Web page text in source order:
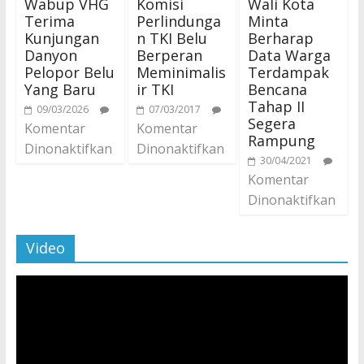
Wabup VHG
Terima
Kunjungan
Danyon
Pelopor Belu
Yang Baru
09/03/2026
Komentar
Dinonaktifkan
Komisi
Perlindunga
n TKI Belu
Berperan
Meminimalis
ir TKI
07/03/2017
Komentar
Dinonaktifkan
Wali Kota
Minta
Berharap
Data Warga
Terdampak
Bencana
Tahap II
Segera
Rampung
30/04/2021
Komentar
Dinonaktifkan
Video